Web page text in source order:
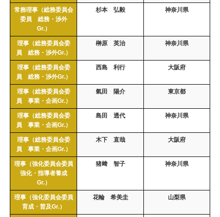
常務理事（総務委員会
委員 総務・渉外
Gr.）
杉本 弘毅 神奈川県
理事（総務委員会委
員 総務・渉外Gr.）
榊原 英治 神奈川県
理事（総務委員会委
員 総務・渉外Gr.）
西島 利行 大阪府
理事（総務委員会委
員 事業・企画Gr.）
氣田 陽介 東京都
理事（総務委員会委
員 事業・企画Gr.）
島田 透代 神奈川県
理事（総務委員会委
員 事業・企画Gr.）
木下 直哉 大阪府
理事（強化委員会委員
強化・指導者養成
Gr.）
猪﨑 智子 神奈川県
理事（強化委員会委員
育成・普及Gr.）
花輪 希美圭 山梨県